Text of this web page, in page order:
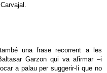
una frase recorrent a les
Garzon qui va afirmar –i
a palau per suggerir-li que no